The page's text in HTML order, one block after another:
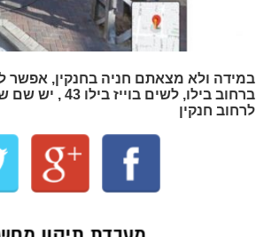
במידה ולא מצאתם חניה בחנקין, אפשר
ברחוב בילו, לשים
לרחוב חנקין